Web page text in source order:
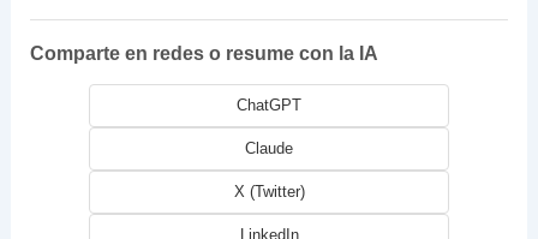
Comparte en redes o resume con la IA
ChatGPT
Claude
X (Twitter)
LinkedIn